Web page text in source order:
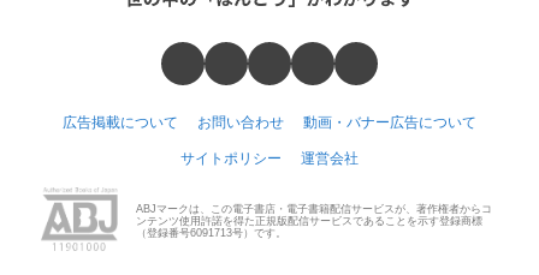
広告掲載について お問い合わせ 動画・バナー広告について
サイトポリシー 運営会社
ABJマークは、この電子書店・電子書籍配信サービスが、著作権者からコ
ンテンツ使用許諾を得た正規版配信サービスであることを示す登録商標
（登録番号6091713号）です。